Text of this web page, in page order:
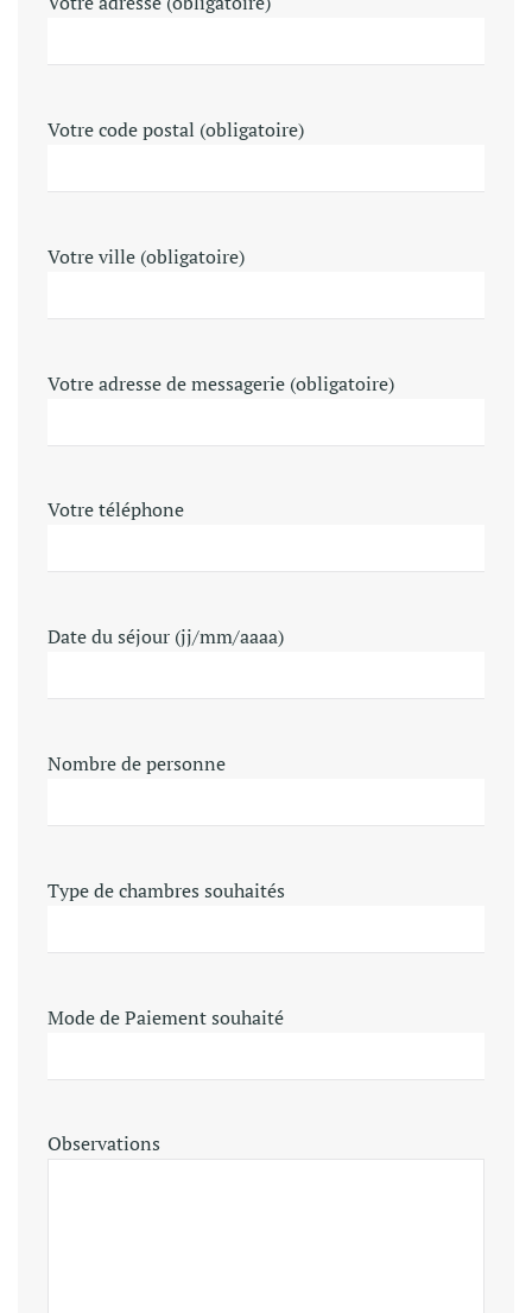
Votre code postal (obligatoire)
Votre ville (obligatoire)
Votre adresse de messagerie (obligatoire)
Votre téléphone
Date du séjour (jj/mm/aaaa)
Nombre de personne
Type de chambres souhaités
Mode de Paiement souhaité
Observations